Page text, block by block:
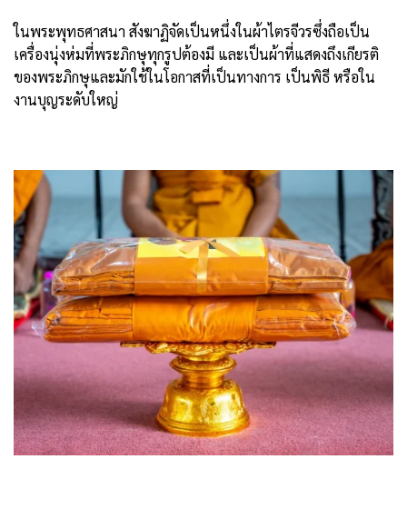
ในพระพุทธศาสนา สังฆาฏิจัดเป็นหนึ่งในผ้าไตรจีวรซึ่งถือเป็น
เครื่องนุ่งห่มที่พระภิกษุทุกรูปต้องมี และเป็นผ้าที่แสดงถึงเกียรติ
ของพระภิกษุและมักใช้ในโอกาสที่เป็นทางการ เป็นพิธี หรือใน
งานบุญระดับใหญ่